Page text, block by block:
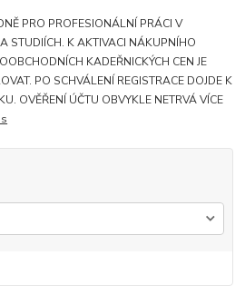
PRO PROFESIONÁLNÍ PRÁCI V
STUDIÍCH. K AKTIVACI NÁKUPNÍHO
KADEŘNICKÝCH CEN JE
PO SCHVÁLENÍ REGISTRACE DOJDE K
OVĚŘENÍ ÚČTU OBVYKLE NETRVÁ VÍCE